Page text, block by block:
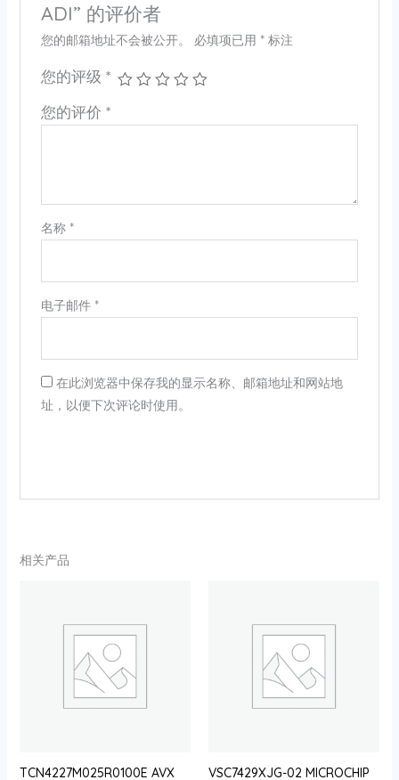
ADI” 的评价者
您的邮箱地址不会被公开。 必填项已用 *标注
您的评级 *
您的评价 *
名称 *
电子邮件 *
在此浏览器中保存我的显示名称、邮箱地址和网站地
址，以便下次评论时使用。
相关产品
TCN4227M025R0100E AVX VSC7429XJG-02 MICROCHIP